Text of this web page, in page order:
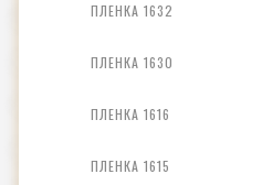
ПЛЕНКА 1632
ПЛЕНКА 1630
ПЛЕНКА 1616
ПЛЕНКА 1615